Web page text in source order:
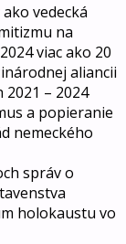
vedecká
na
viac ako 20
aliancii
– 2024
a popieranie
nemeckého
správ o
holokaustu vo